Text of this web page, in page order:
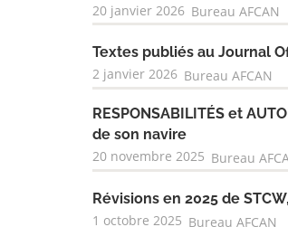
20 janvier 2026 Bureau AFCAN
Textes publiés au Journal
2 janvier 2026 Bureau AFCAN
RESPONSABILITÉS et
de son navire
20 novembre 2025 Bureau
Révisions en 2025 de
1 octobre 2025 Bureau AFCAN